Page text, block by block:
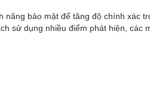
bảo mật để tăng độ chính xác
sử dụng nhiều điểm phát hiện,